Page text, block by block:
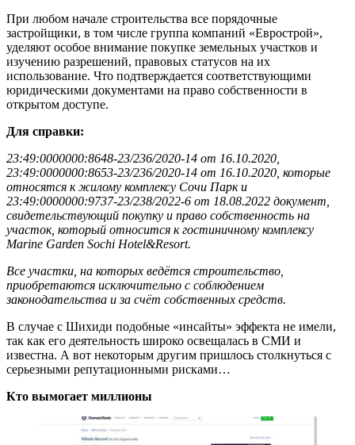
При любом начале строительства все порядочные
застройщики, в том числе группа компаний «Еврострой»,
уделяют особое внимание покупке земельных участков и
изучению разрешений, правовых статусов на их
использование. Что подтверждается соответствующими
юридическими документами на право собственности в
открытом доступе.
Для справки:
23:49:0000000:8648-23/236/2020-14 от 16.10.2020,
23:49:0000000:8653-23/236/2020-14 от 16.10.2020, которые
относятся к жилому комплексу Сочи Парк и
23:49:0000000:9737-23/238/2022-6 от 18.08.2022 документ,
свидетельствующий покупку и право собственность на
участок, который относится к гостиничному комплексу
Marine Garden Sochi Hotel&Resort.
Все участки, на которых ведётся строительство,
приобретаются исключительно с соблюдением
законодательства и за счёт собственных средств.
В случае с Шихиди подобные «инсайты» эффекта не имели,
так как его деятельность широко освещалась в СМИ и
известна. А вот некоторым другим пришлось столкнуться с
серьезными репутационными рисками…
Кто вымогает миллионы